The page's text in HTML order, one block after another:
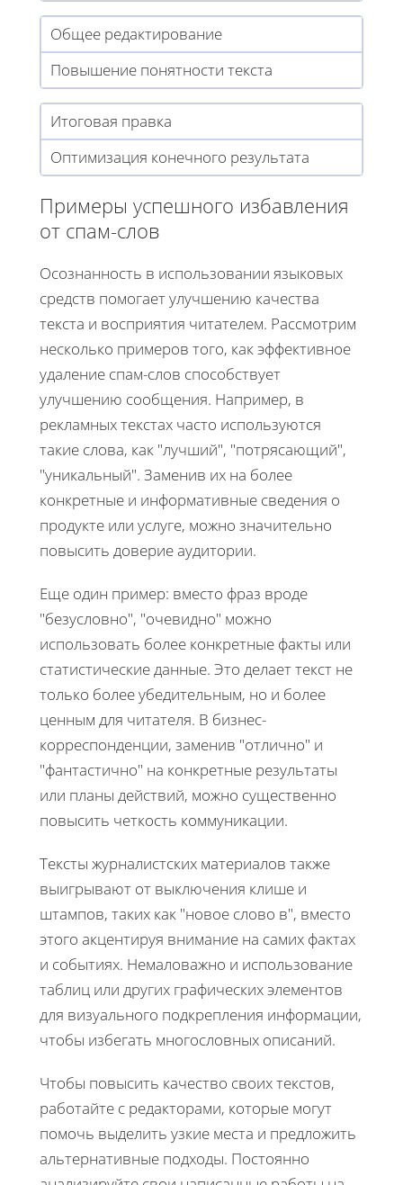
Общее редактирование
Повышение понятности текста
Итоговая правка
Оптимизация конечного результата
Примеры успешного избавления
от спам-слов
Осознанность в использовании языковых
средств помогает улучшению качества
текста и восприятия читателем. Рассмотрим
несколько примеров того, как эффективное
удаление спам-слов способствует
улучшению сообщения. Например, в
рекламных текстах часто используются
такие слова, как "лучший", "потрясающий",
"уникальный". Заменив их на более
конкретные и информативные сведения о
продукте или услуге, можно значительно
повысить доверие аудитории.
Еще один пример: вместо фраз вроде
"безусловно", "очевидно" можно
использовать более конкретные факты или
статистические данные. Это делает текст не
только более убедительным, но и более
ценным для читателя. В бизнес-
корреспонденции, заменив "отлично" и
"фантастично" на конкретные результаты
или планы действий, можно существенно
повысить четкость коммуникации.
Тексты журналистских материалов также
выигрывают от выключения клише и
штампов, таких как "новое слово в", вместо
этого акцентируя внимание на самих фактах
и событиях. Немаловажно и использование
таблиц или других графических элементов
для визуального подкрепления информации,
чтобы избегать многословных описаний.
Чтобы повысить качество своих текстов,
работайте с редакторами, которые могут
помочь выделить узкие места и предложить
альтернативные подходы. Постоянно